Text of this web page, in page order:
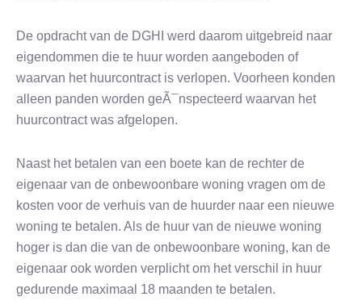
De opdracht van de DGHI werd daarom uitgebreid naar
eigendommen die te huur worden aangeboden of
waarvan het huurcontract is verlopen. Voorheen konden
alleen panden worden geÃ¯nspecteerd waarvan het
huurcontract was afgelopen.
Naast het betalen van een boete kan de rechter de
eigenaar van de onbewoonbare woning vragen om de
kosten voor de verhuis van de huurder naar een nieuwe
woning te betalen. Als de huur van de nieuwe woning
hoger is dan die van de onbewoonbare woning, kan de
eigenaar ook worden verplicht om het verschil in huur
gedurende maximaal 18 maanden te betalen.